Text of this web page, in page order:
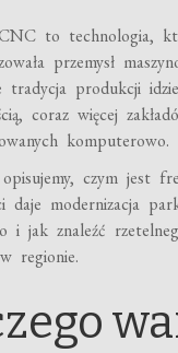
to technologia,
przemysł
tradycja produkcji
coraz więcej
komputerowo.
czym jest
daje modernizacja
i jak znaleźć
regionie.